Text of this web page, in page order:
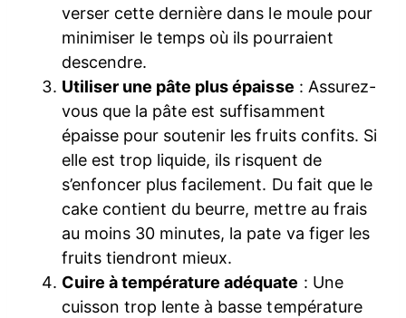
verser cette dernière dans le moule pour
minimiser le temps où ils pourraient
descendre.
Utiliser une pâte plus épaisse : Assurez-
vous que la pâte est suffisamment
épaisse pour soutenir les fruits confits. Si
elle est trop liquide, ils risquent de
s’enfoncer plus facilement. Du fait que le
cake contient du beurre, mettre au frais
au moins 30 minutes, la pate va figer les
fruits tiendront mieux.
Cuire à température adéquate : Une
cuisson trop lente à basse température